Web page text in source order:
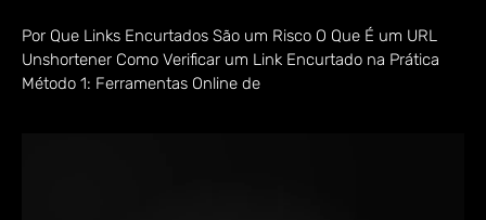
Por Que Links Encurtados São um Risco O Que É um URL
Unshortener Como Verificar um Link Encurtado na Prática
Método 1: Ferramentas Online de